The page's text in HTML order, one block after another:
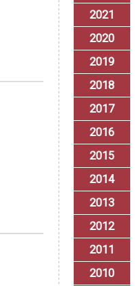
2021
2020
2019
2018
2017
2016
2015
2014
2013
2012
2011
2010